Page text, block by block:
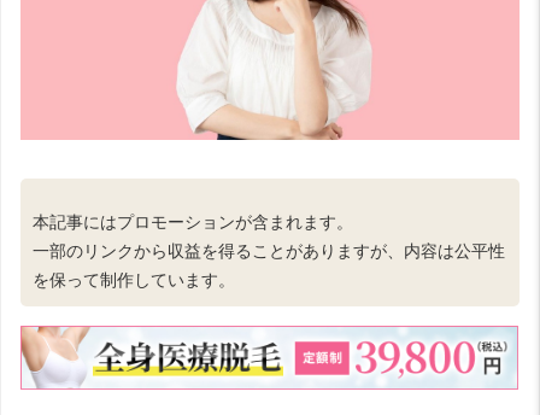
本記事にはプロモーションが含まれます。
一部のリンクから収益を得ることがありますが、内容は公平性
を保って制作しています。